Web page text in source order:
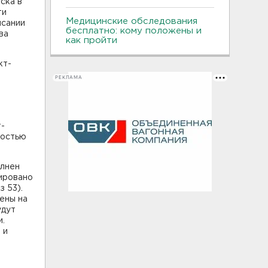
в
53).
на
и
Медицинские обследования
бесплатно: кому положены и
как пройти
РЕКЛАМА